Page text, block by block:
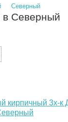
Северный
в Северный
кирпичный